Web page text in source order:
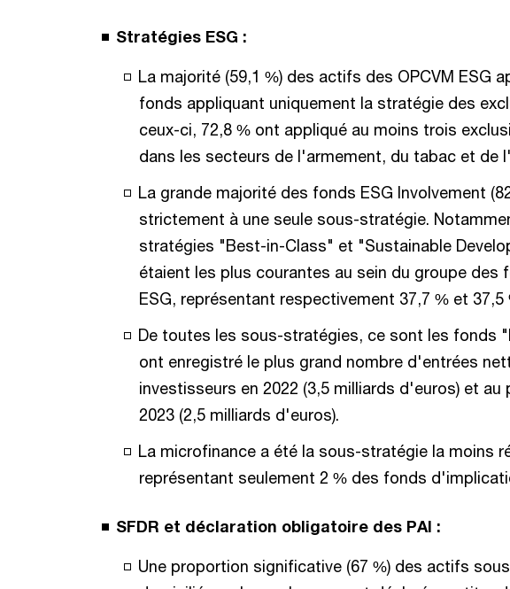
Stratégies ESG :
La majorité (59,1 %) des actifs des OPCVM ESG
fonds appliquant uniquement la stratégie des
ceux-ci, 72,8 % ont appliqué au moins trois
dans les secteurs de l'armement, du tabac et de
La grande majorité des fonds ESG Involvement
strictement à une seule sous-stratégie.
stratégies "Best-in-Class" et "Sustainable
étaient les plus courantes au sein du groupe des
ESG, représentant respectivement 37,7 % et 37,5
De toutes les sous-stratégies, ce sont les fonds
ont enregistré le plus grand nombre d'entrées
investisseurs en 2022 (3,5 milliards d'euros) et au
2023 (2,5 milliards d'euros).
La microfinance a été la sous-stratégie la moins
représentant seulement 2 % des fonds
SFDR et déclaration obligatoire des PAI :
Une proportion significative (67 %) des actifs